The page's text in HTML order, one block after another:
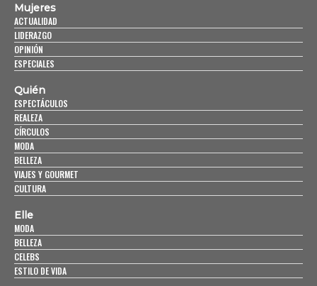
Mujeres
ACTUALIDAD
LIDERAZGO
OPINIÓN
ESPECIALES
Quién
ESPECTÁCULOS
REALEZA
CÍRCULOS
MODA
BELLEZA
VIAJES Y GOURMET
CULTURA
Elle
MODA
BELLEZA
CELEBS
ESTILO DE VIDA